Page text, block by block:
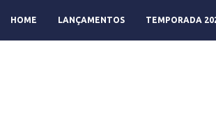
HOME LANÇAMENTOS TEMPORADA